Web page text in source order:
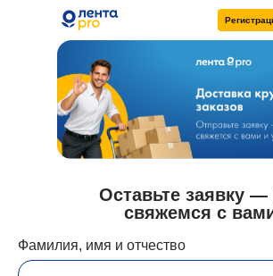
Оставьте заявку
свяжемся с
Фамилия, имя и отчество